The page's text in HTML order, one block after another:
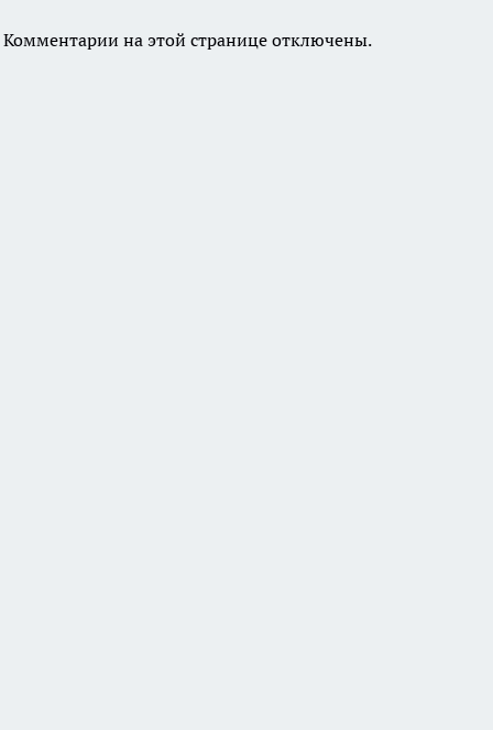
Комментарии на этой странице отключены.